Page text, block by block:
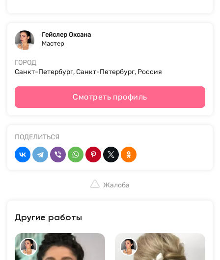
Гейслер Оксана
Мастер
ГОРОД
Санкт-Петербург, Санкт-Петербург, Россия
Смотреть профиль
ПОДЕЛИТЬСЯ
Жалоба
Другие работы